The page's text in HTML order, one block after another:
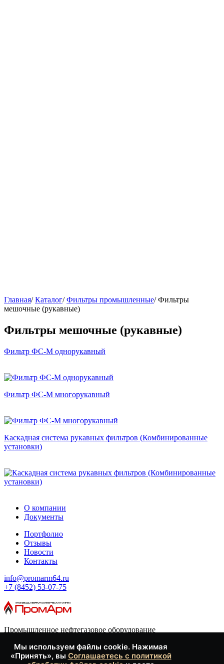
Главная/ Каталог/ Фильтры промышленные/ Фильтры
мешочные (рукавные)
Фильтры мешочные (рукавные)
Фильтр ФС-М однорукавный
Фильтр ФС-М многорукавный
Каскадная система рукавных фильтров (Комбинированные
установки)
О компании
Документы
Портфолио
Отзывы
Новости
Контакты
info@promarm64.ru
+7 (8452) 53-07-75
Промышленное нефтегазовое оборудование
Каталог
Опросные листы
Мы используем файлы cookie. Нажимая
«Принять», вы Соглашаетесь с политикой